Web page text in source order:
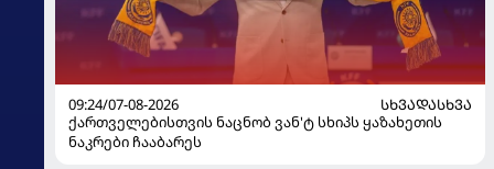
09:24/07-08-2026
ᲡᲮᲕᲐᲓᲐᲡᲮᲕᲐ
ქართველებისთვის ნაცნობ ვან'ტ სხიპს ყაზახეთის
ნაკრები ჩააბარეს